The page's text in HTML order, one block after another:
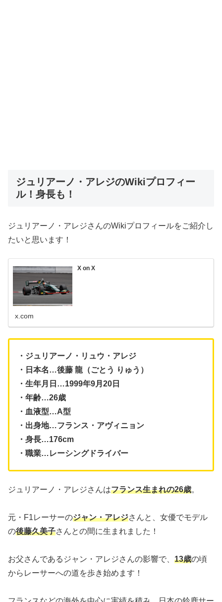
ジュリアーノ・アレジのWikiプロフィー
ル！身長も！
ジュリアーノ・アレジさんのWikiプロフィールをご紹介し
たいと思います！
X on X
x.com
・ジュリアーノ・リュウ・アレジ
・日本名…後藤 龍（ごとう りゅう）
・生年月日…1999年9月20日
・年齢…26歳
・血液型…A型
・出身地…フランス・アヴィニョン
・身長…176cm
・職業…レーシングドライバー
ジュリアーノ・アレジさんはフランス生まれの26歳。
元・F1レーサーのジャン・アレジさんと、女優でモデル
の後藤久美子さんとの間に生まれました！
お父さんであるジャン・アレジさんの影響で、 13歳の頃
からレーサーへの道を歩き始めます！